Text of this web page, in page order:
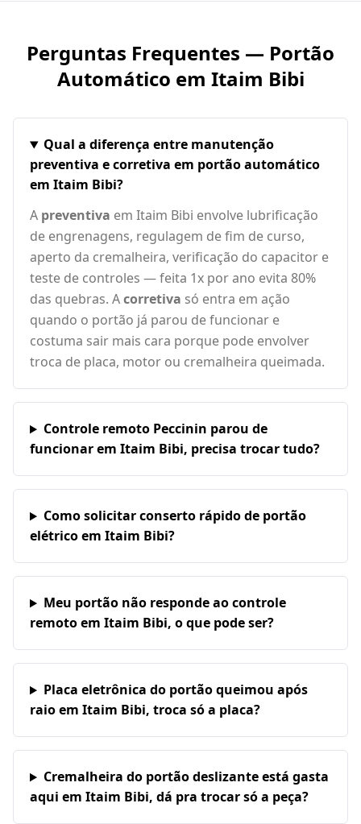
Perguntas Frequentes — Portão
Automático em Itaim Bibi
Qual a diferença entre manutenção
preventiva e corretiva em portão automático
em Itaim Bibi?
A preventiva em Itaim Bibi envolve lubrificação
de engrenagens, regulagem de fim de curso,
aperto da cremalheira, verificação do capacitor e
teste de controles — feita 1x por ano evita 80%
das quebras. Acorretiva só entra em ação
quando o portão já parou de funcionar e
costuma sair mais cara porque pode envolver
troca de placa, motor ou cremalheira queimada.
Controle remoto Peccinin parou de
funcionar em Itaim Bibi, precisa trocar tudo?
Como solicitar conserto rápido de portão
elétrico em Itaim Bibi?
Meu portão não responde ao controle
remoto em Itaim Bibi, o que pode ser?
Placa eletrônica do portão queimou após
raio em Itaim Bibi, troca só a placa?
Cremalheira do portão deslizante está gasta
aqui em Itaim Bibi, dá pra trocar só a peça?